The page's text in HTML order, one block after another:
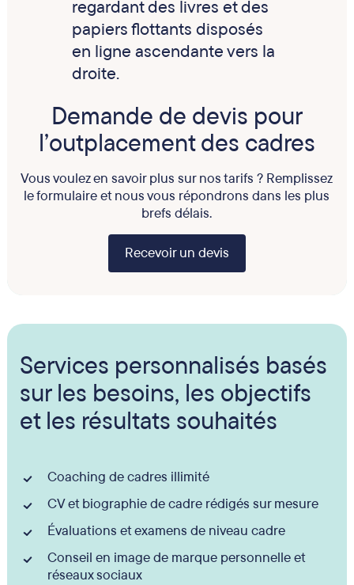
Demande de devis pour
l’outplacement des cadres
Vous voulez en savoir plus sur nos tarifs ? Remplissez
le formulaire et nous vous répondrons dans les plus
brefs délais.
Recevoir un devis
Services personnalisés basés
sur les besoins, les objectifs
et les résultats souhaités
Coaching de cadres illimité
CV et biographie de cadre rédigés sur mesure
Évaluations et examens de niveau cadre
Conseil en image de marque personnelle et
réseaux sociaux